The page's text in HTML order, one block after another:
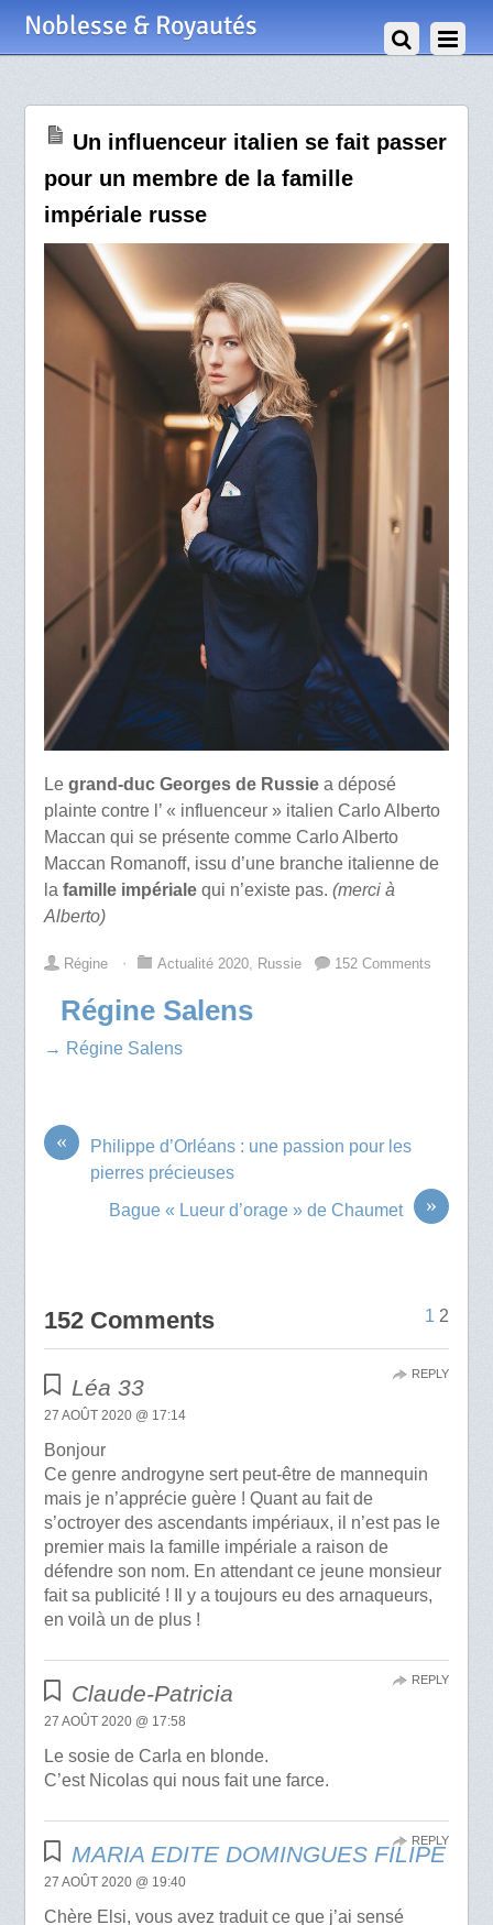
Noblesse & Royautés
Un influenceur italien se fait passer
pour un membre de la famille
impériale russe
Legrand-duc Georges de Russiea déposé
plainte contre l’ « influenceur » italien Carlo Alberto
Maccan qui se présente comme Carlo Alberto
Maccan Romanoff, issu d’une branche italienne de
la famille impérialequi n’existe pas. (merci à
Alberto)
Régine ⋅ Actualité 2020, Russie 152 Comments
Régine Salens
→ Régine Salens
«
Philippe d’Orléans : une passion pour les
pierres précieuses
»
Bague « Lueur d’orage » de Chaumet
152 Comments 1 2
Léa 33
27 AOÛT 2020 @ 17:14
Bonjour
Ce genre androgyne sert peut-être de mannequin
mais je n’apprécie guère ! Quant au fait de
s’octroyer des ascendants impériaux, il n’est pas le
premier mais la famille impériale a raison de
défendre son nom. En attendant ce jeune monsieur
fait sa publicité ! Il y a toujours eu des arnaqueurs,
en voilà un de plus !
REPLY
Claude-Patricia
27 AOÛT 2020 @ 17:58
Le sosie de Carla en blonde.
C’est Nicolas qui nous fait une farce.
REPLY
MARIA EDITE DOMINGUES FILIPE
27 AOÛT 2020 @ 19:40
Chère Elsi, vous avez traduit ce que j’ai sensé
REPLY